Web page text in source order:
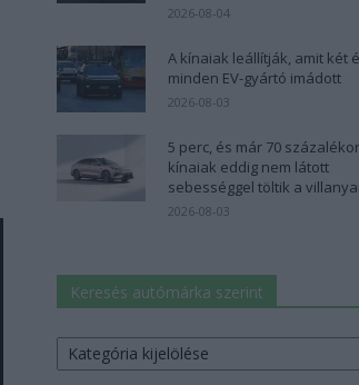
2026-08-04
A kínaiak leállítják, amit két
minden EV-gyártó imádott
2026-08-03
5 perc, és már 70
kínaiak eddig nem látott
sebességgel töltik a
2026-08-03
Keresés autómárka szerint
Keresés
autómárka